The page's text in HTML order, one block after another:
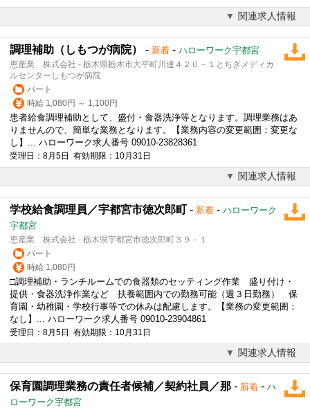
関連求人情報
調理補助（しもつが病院） - 新着 - ハローワーク宇都宮
恵産業 株式会社 - 栃木県栃木市大平町川連４２０－１とちぎメディカ
ルセンターしもつが病院
パート
時給 1,080円 ～ 1,100円
患者給食調理補助として、盛付・食器洗浄等となります。調理業務はあ
りませんので、簡単な業務となります。【業務内容の変更範囲：変更な
し】... ハローワーク求人番号 09010-23828361
受理日：8月5日 有効期限：10月31日
関連求人情報
学校給食調理員／宇都宮市徳次郎町- 新着 - ハローワーク
宇都宮
恵産業 株式会社 - 栃木県宇都宮市徳次郎町３９－１
パート
時給 1,080円
□調理補助・ランチルームでの食器類のセッティング作業 盛り付け・
提供・食器洗浄作業など 扶養範囲内での勤務可能（週３日勤務） 保
育園・幼稚園・学校行事等での休みは配慮します。【業務の変更範囲：
なし】... ハローワーク求人番号 09010-23904861
受理日：8月5日 有効期限：10月31日
関連求人情報
保育園調理業務の責任者候補／契約社員／那 - 新着 - ハ
ローワーク宇都宮